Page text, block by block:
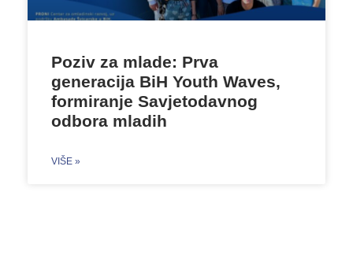
Poziv za mlade: Prva
generacija BiH Youth Waves,
formiranje Savjetodavnog
odbora mladih
VIŠE »